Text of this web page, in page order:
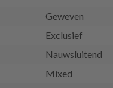
Geweven
Exclusief
Nauwsluitend
Mixed